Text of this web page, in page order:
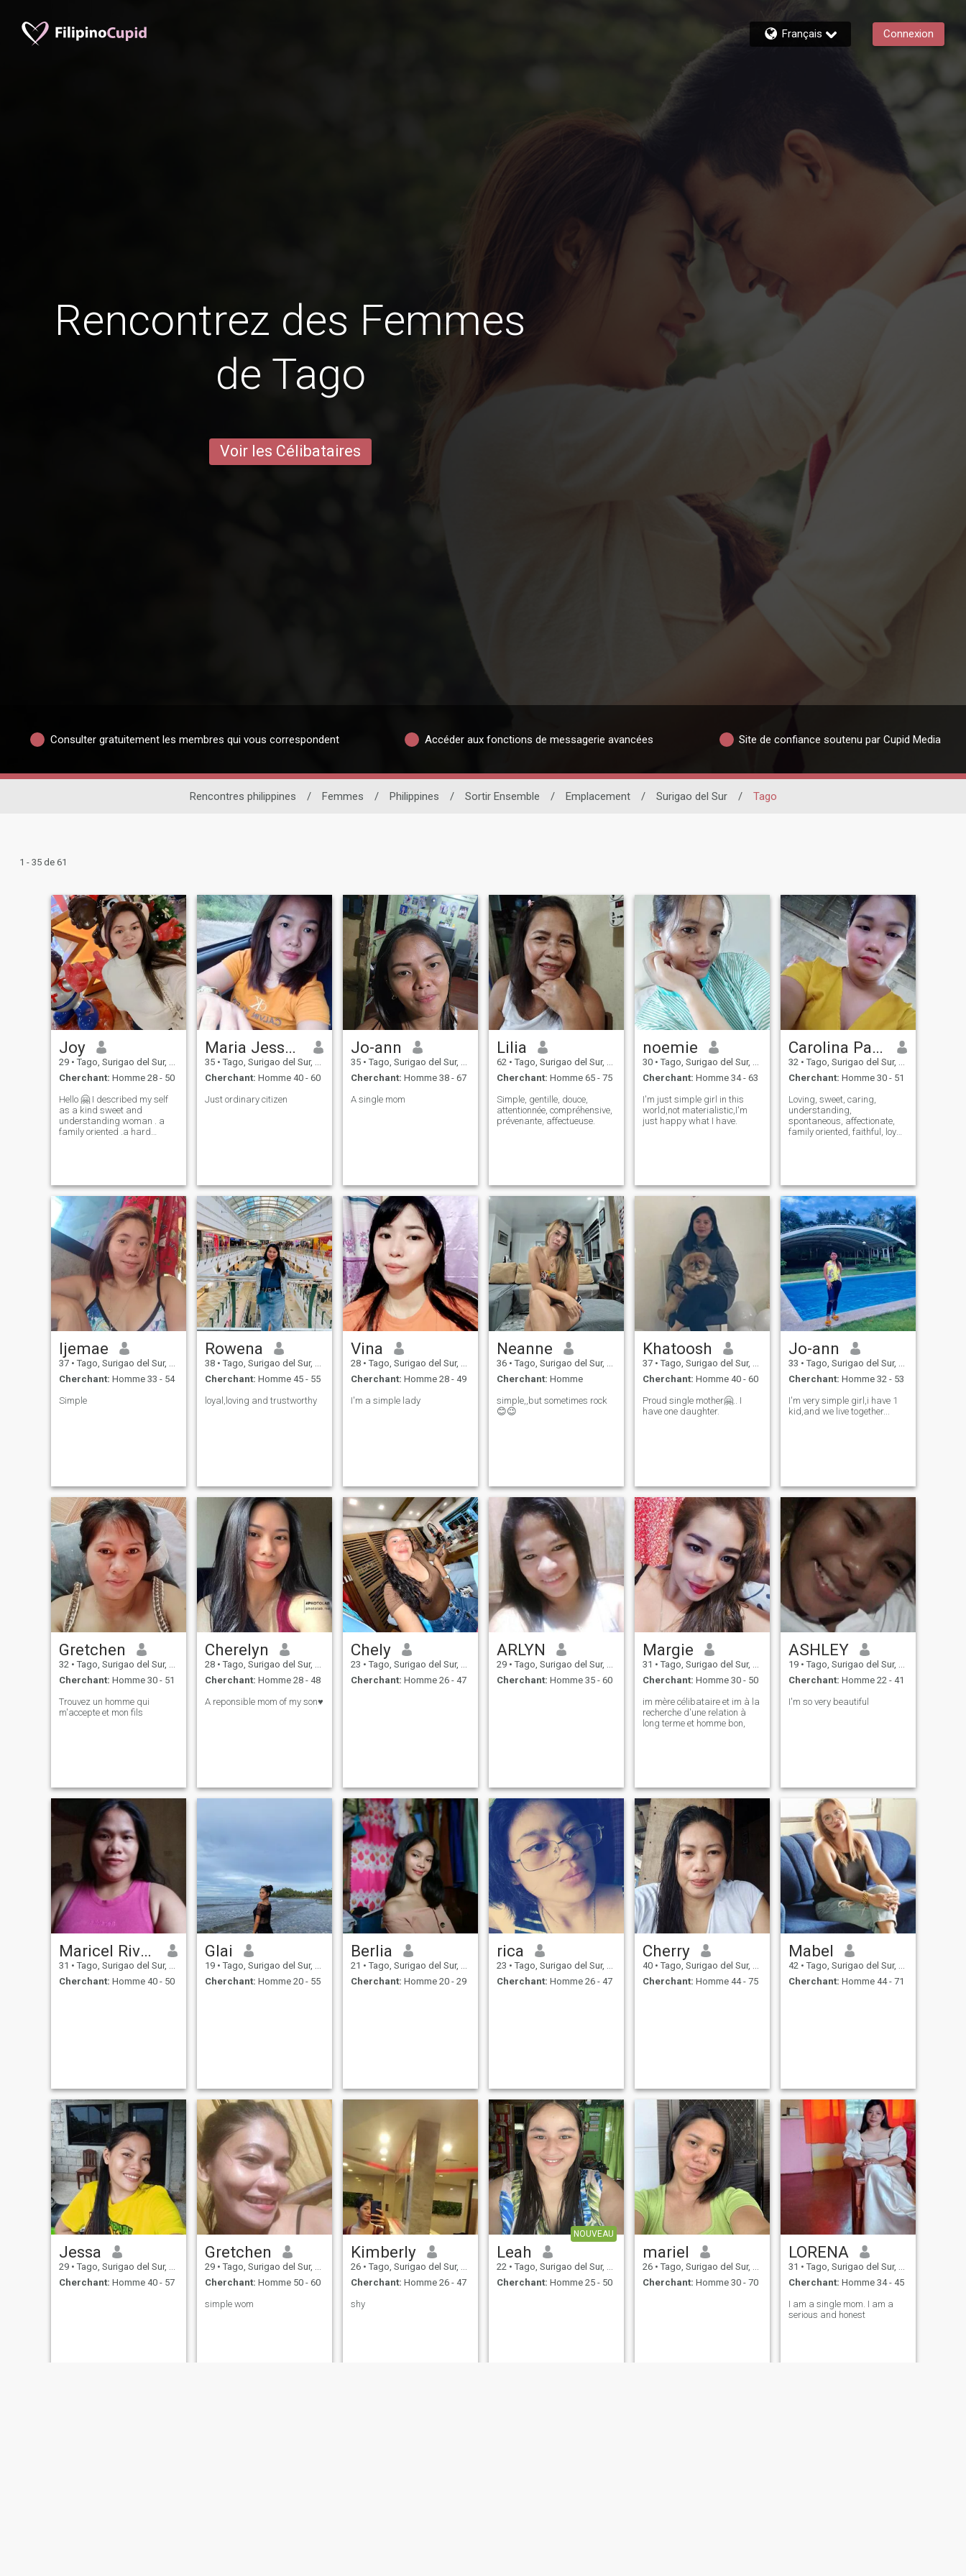
Français Connexion
Rencontrez des Femmes
de Tago
Voir les Célibataires
Consulter gratuitement les membres qui vous correspondent Accéder aux fonctions de messagerie avancées Site de confiance soutenu par Cupid Media
Rencontres philippines / Femmes / Philippines / Sortir Ensemble / Emplacement / Surigao del Sur / Tago
1 - 35 de 61
Joy
29 • Tago, Surigao del Sur, Philippines
Cherchant: Homme 28 - 50
Hello 🤗 I described my self
as a kind sweet and
understanding woman . a
family oriented .a hard
give time to my family if I
don't have wo
Maria Jessa Susana ll
35 • Tago, Surigao del Sur, Philippines
Cherchant: Homme 40 - 60
Just ordinary citizen
Jo-ann
35 • Tago, Surigao del Sur, Philippines
Cherchant: Homme 38 - 67
A single mom
Lilia
62 • Tago, Surigao del Sur, Philippines
Cherchant: Homme 65 - 75
Simple, gentille, douce,
attentionnée, compréhensive,
prévenante, affectueuse.
noemie
30 • Tago, Surigao del Sur, Philippines
Cherchant: Homme 34 - 63
I'm just simple girl in this
world,not materialistic,I'm
just happy what I have.
Carolina Patac
32 • Tago, Surigao del Sur, Philippines
Cherchant: Homme 30 - 51
Loving, sweet, caring,
understanding,
spontaneous, affectionate,
family oriented, faithful, loyal
Ijemae
37 • Tago, Surigao del Sur, Philippines
Cherchant: Homme 33 - 54
Simple
Rowena
38 • Tago, Surigao del Sur, Philippines
Cherchant: Homme 45 - 55
loyal,loving and trustworthy
Vina
28 • Tago, Surigao del Sur, Philippines
Cherchant: Homme 28 - 49
I'm a simple lady
Neanne
36 • Tago, Surigao del Sur, Philippines
Cherchant: Homme
simple,,but sometimes rock
😊😉
Khatoosh
37 • Tago, Surigao del Sur, Philippines
Cherchant: Homme 40 - 60
Proud single mother🤗.. I
have one daughter.
Jo-ann
33 • Tago, Surigao del Sur, Philippines
Cherchant: Homme 32 - 53
I'm very simple girl,i have 1
kid,and we live together...
Gretchen
32 • Tago, Surigao del Sur, Philippines
Cherchant: Homme 30 - 51
Trouvez un homme qui
m'accepte et mon fils
Cherelyn
28 • Tago, Surigao del Sur, Philippines
Cherchant: Homme 28 - 48
A reponsible mom of my son♥️
Chely
23 • Tago, Surigao del Sur, Philippines
Cherchant: Homme 26 - 47
ARLYN
29 • Tago, Surigao del Sur, Philippines
Cherchant: Homme 35 - 60
Margie
31 • Tago, Surigao del Sur, Philippines
Cherchant: Homme 30 - 50
im mère célibataire et im à la
recherche d'une relation à
long terme et homme bon,
ASHLEY
19 • Tago, Surigao del Sur, Philippines
Cherchant: Homme 22 - 41
I'm so very beautiful
Maricel Rivera
31 • Tago, Surigao del Sur, Philippines
Cherchant: Homme 40 - 50
Glai
19 • Tago, Surigao del Sur, Philippines
Cherchant: Homme 20 - 55
Berlia
21 • Tago, Surigao del Sur, Philippines
Cherchant: Homme 20 - 29
rica
23 • Tago, Surigao del Sur, Philippines
Cherchant: Homme 26 - 47
Cherry
40 • Tago, Surigao del Sur, Philippines
Cherchant: Homme 44 - 75
Mabel
42 • Tago, Surigao del Sur, Philippines
Cherchant: Homme 44 - 71
Jessa
29 • Tago, Surigao del Sur, Philippines
Cherchant: Homme 40 - 57
Gretchen
29 • Tago, Surigao del Sur, Philippines
Cherchant: Homme 50 - 60
simple wom
Kimberly
26 • Tago, Surigao del Sur, Philippines
Cherchant: Homme 26 - 47
shy
NOUVEAU
Leah
22 • Tago, Surigao del Sur, Philippines
Cherchant: Homme 25 - 50
mariel
26 • Tago, Surigao del Sur, Philippines
Cherchant: Homme 30 - 70
LORENA
31 • Tago, Surigao del Sur, Philippines
Cherchant: Homme 34 - 45
I am a single mom. I am a
serious and honest